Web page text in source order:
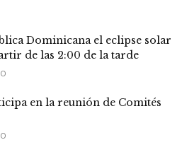
Dominicana el eclipse solar
de las 2:00 de la tarde
en la reunión de Comités